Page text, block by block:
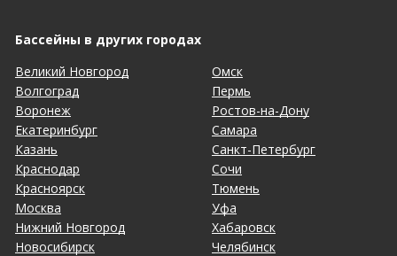
Бассейны в других городах
Великий Новгород
Волгоград
Воронеж
Екатеринбург
Казань
Краснодар
Красноярск
Москва
Нижний Новгород
Новосибирск
Омск
Пермь
Ростов-на-Дону
Самара
Санкт-Петербург
Сочи
Тюмень
Уфа
Хабаровск
Челябинск